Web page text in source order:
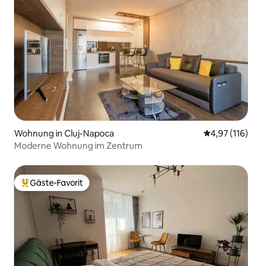
Wohnung in Cluj-Napoca
4,97 (116)
Moderne Wohnung im Zentrum
Beliebter Gäste-Favorit.
Gäste-Favorit